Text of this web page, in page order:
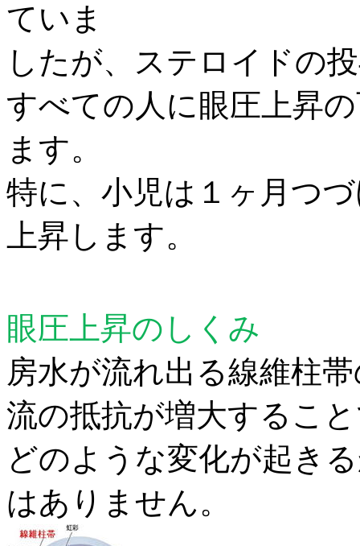
ていま
したが、ステロイドの
すべての人に 眼圧上昇
ます。
特に、小児は１ヶ月つ
上昇します。
眼圧上昇のしくみ
房水が流れ出る線維柱
流の抵抗が増大するこ
どのような変化が起き
はありません。